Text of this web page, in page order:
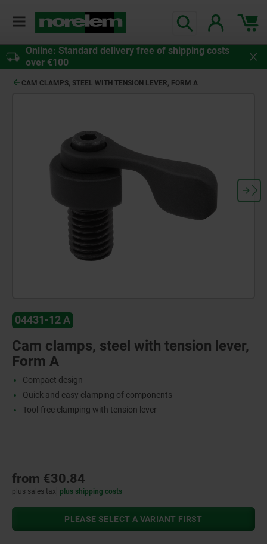
Online: Standard delivery free of shipping costs
over €100
CAM CLAMPS, STEEL WITH TENSION LEVER, FORM A
04431-12 A
Cam clamps, steel with tension lever,
Form A
Compact design
Quick and easy clamping of components
Tool-free clamping with tension lever
from €30.84
plus sales tax plus shipping costs
PLEASE SELECT A VARIANT FIRST